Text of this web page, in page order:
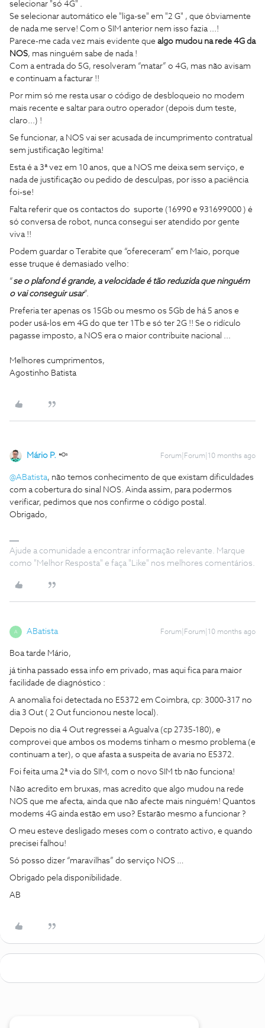
selecionar "só 4G" .
Se selecionar automático ele "liga-se" em "2 G" , que óbviamente
de nada me serve! Com o SIM anterior nem isso fazia ...!
Parece-me cada vez mais evidente que algo mudou na rede 4G da
NOS, mas ninguém sabe de nada !
Com a entrada do 5G, resolveram “matar” o 4G, mas não avisam
e continuam a facturar !!
Por mim só me resta usar o código de desbloqueio no modem
mais recente e saltar para outro operador (depois dum teste,
claro...) !
Se funcionar, a NOS vai ser acusada de incumprimento contratual
sem justificação legítima!
Esta é a 3ª vez em 10 anos, que a NOS me deixa sem serviço, e
nada de justificação ou pedido de desculpas, por isso a paciência
foi-se!
Falta referir que os contactos do suporte (16990 e 931699000 ) é
só conversa de robot, nunca consegui ser atendido por gente
viva !!
Podem guardar o Terabite que “ofereceram” em Maio, porque
esse truque é demasiado velho:
“se o plafond é grande, a velocidade é tão reduzida que ninguém
o vai conseguir usar”.
Preferia ter apenas os 15Gb ou mesmo os 5Gb de há 5 anos e
poder usá-los em 4G do que ter 1Tb e só ter 2G !! Se o ridículo
pagasse imposto, a NOS era o maior contribuite nacional ...
Melhores cumprimentos,
Agostinho Batista
Mário P. Forum|Forum|10 months ago
@ABatista, não temos conhecimento de que existam dificuldades
com a cobertura do sinal NOS. Ainda assim, para podermos
verificar, pedimos que nos confirme o código postal.
Obrigado,
Ajude a comunidade a encontrar informação relevante. Marque
como "Melhor Resposta" e faça "Like" nos melhores comentários.
A ABatista Forum|Forum|10 months ago
Boa tarde Mário,
já tinha passado essa info em privado, mas aqui fica para maior
facilidade de diagnóstico :
A anomalia foi detectada no E5372 em Coimbra, cp: 3000-317 no
dia 3 Out ( 2 Out funcionou neste local).
Depois no dia 4 Out regressei a Agualva (cp 2735-180), e
comprovei que ambos os modems tinham o mesmo problema (e
continuam a ter), o que afasta a suspeita de avaria no E5372.
Foi feita uma 2ª via do SIM, com o novo SIM tb não funciona!
Não acredito em bruxas, mas acredito que algo mudou na rede
NOS que me afecta, ainda que não afecte mais ninguém! Quantos
modems 4G ainda estão em uso? Estarão mesmo a funcionar ?
O meu esteve desligado meses com o contrato activo, e quando
precisei falhou!
Só posso dizer “maravilhas” do serviço NOS …
Obrigado pela disponibilidade.
AB